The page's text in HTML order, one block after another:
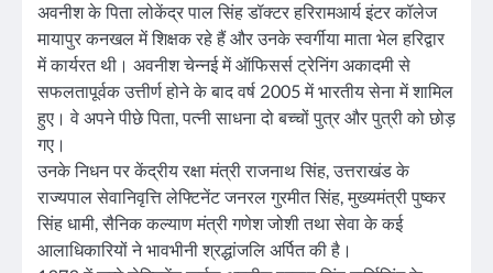
अवनीश के पिता लोकेंद्र पाल सिंह डॉक्टर हरिरामआर्य इंटर कॉलेज
मायापुर कनखल में शिक्षक रहे हैं और उनके स्वर्गीया माता भेल हरिद्वार
में कार्यरत थी। अवनीश चेन्नई में ऑफिसर्स ट्रेनिंग अकादमी से
सफलतापूर्वक उत्तीर्ण होने के बाद वर्ष 2005 में भारतीय सेना में शामिल
हुए। वे अपने पीछे पिता, पत्नी साधना दो बच्चों पुत्र और पुत्री को छोड़
गए।
उनके निधन पर केंद्रीय रक्षा मंत्री राजनाथ सिंह, उत्तराखंड के
राज्यपाल सेवानिवृत्ति लेफ्टिनेंट जनरल गुरमीत सिंह, मुख्यमंत्री पुष्कर
सिंह धामी, सैनिक कल्याण मंत्री गणेश जोशी तथा सेवा के कई
आलाधिकारियों ने भावभीनी श्रद्धांजलि अर्पित की है।